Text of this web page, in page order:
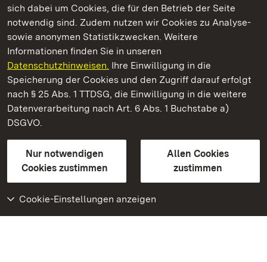
sich dabei um Cookies, die für den Betrieb der Seite
notwendig sind. Zudem nutzen wir Cookies zu Analyse-
sowie anonymen Statistikzwecken. Weitere
Informationen finden Sie in unseren
Datenschutzhinweisen. Ihre Einwilligung in die
Speicherung der Cookies und den Zugriff darauf erfolgt
nach § 25 Abs. 1 TTDSG, die Einwilligung in die weitere
Datenverarbeitung nach Art. 6 Abs. 1 Buchstabe a)
DSGVO.
Nur notwendigen
Cookies zustimmen
Allen Cookies
zustimmen
Cookie-Einstellungen anzeigen
Staatliche Schlösser und Gärten Baden‑Württemberg
Staatliche Schlösser und Gärten Baden-Württemberg
Kontakt
GebärdenspracheLeichte Sprache
Erklärung zur Barrierefreiheit
BITV-konform (geprüfte Seiten)
Weiteres